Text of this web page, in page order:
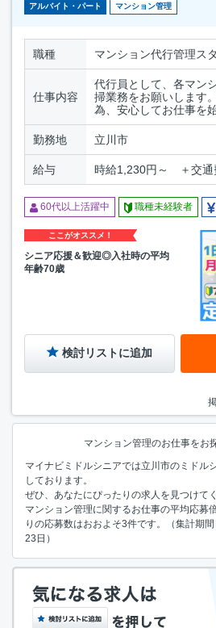
アルバイト・パート マンション管理
職種 マンション代行管理ス
仕事内容
代行員として、各マン
掃業務をお願いします
為、安心してお仕事を
勤務地 立川市
給与 時給1,230円～ ＋交通
60代以上活躍中 職種未経験者
ここがオススメ！
シニア応援＆歓迎◎入社時の平均
年齢70歳
検討リストに追加
マンション管理のお仕事をお
マイナビミドルシニアでは立川市のミドル
しております。
ぜひ、あなたにぴったりの求人を見つけて
マンション管理に関するお仕事の平均応募
りの応募数はおおよそ3件です。（集計期
23日）